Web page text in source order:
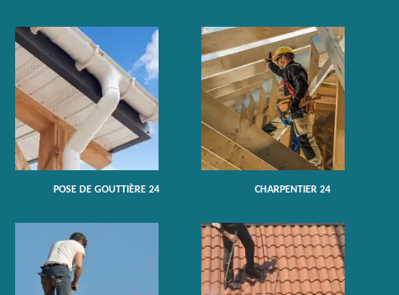
POSE DE GOUTTIÈRE 24 CHARPENTIER 24